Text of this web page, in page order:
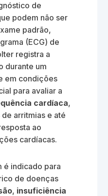
de
podem não ser
padrão,
(ECG) de
registra a
durante um
em condições
para avaliar a
cardíaca,
arritmias e até
ao
cardíacas.
é indicado para
de doenças
, insuficiência